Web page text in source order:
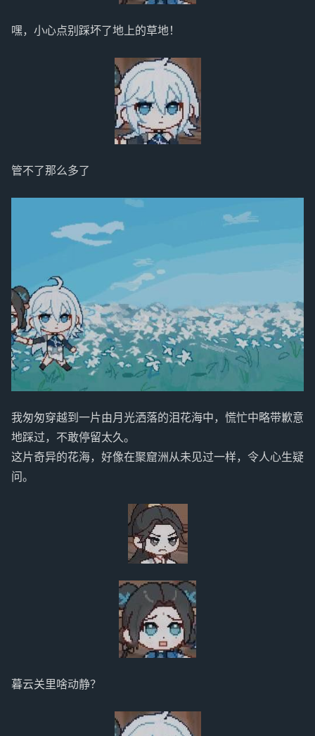
嘿，小心点别踩坏了地上的草地！
管不了那么多了
我匆匆穿越到一片由月光洒落的泪花海中，慌忙中略带歉意
地踩过，不敢停留太久。
这片奇异的花海，好像在聚窟洲从未见过一样，令人心生疑
问。
暮云关里啥动静？